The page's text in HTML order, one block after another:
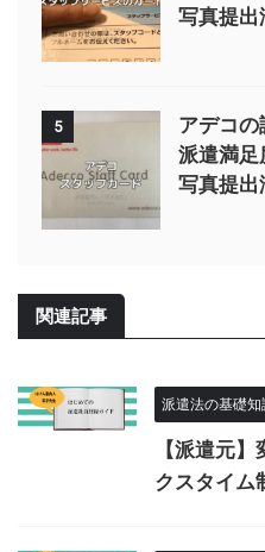
写真提出
5
アデコの
派遣満足
写真提出
関連記事
派遣法の基礎知
【派遣元
クスタイム